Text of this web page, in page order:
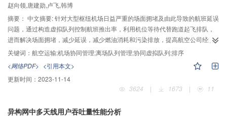
赵向领,唐建勋,卢飞,韩博
摘要： 中文摘要: 针对大型枢纽机场日益严重的场面拥堵及由此导致的航班延误
问题，通过构造虚拟队列控制航班推出率，利用机位等待代替跑道起飞排队，
进而解决场面拥堵，减少延误，减少燃油消耗和污染排放，提高航空公司经济
效益。基于CDM思想构造虚拟队列，提出了3种航班延误推出策略；权衡各策
略之间的关系，建立了不公平性在限定范围的以减少乘客总体等待时间和公司
损失的推出决策模型，并提出多个检查指标。以20架航班为例详细分析了各指
标随队列长度增长的变化关系，比较了先来先服务策略与乘客等待时间最短策
略的仿真推出，分析了航班等待时间损失与乘客收益的矛盾以及推出延误成
调整，时间收益增加了5.15%~24%，减少公司成本15.22%~26%。可见该策略
关键词： 航空运输;机场协同管理;离场队列管理;协同虚拟队列;排序
<网络PDF> <引用本文>
更新时间： 2023-11-14
3624
| 1673 | 11
异构网中多天线用户吞吐量性能分析